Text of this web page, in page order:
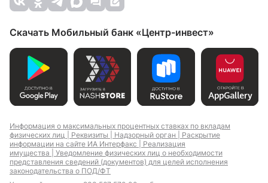
Скачать Мобильный банк «Центр-инвест»
Информация о максимальных процентных ставках по вкладам
физических лиц | Реквизиты | Надзорный орган | Раскрытие
информации на сайте ИА Интерфакс | Реализация
имущества | Уведомление физических лиц о необходимости
представления сведений (документов) для целей исполнения
законодательства о ПОД/ФТ